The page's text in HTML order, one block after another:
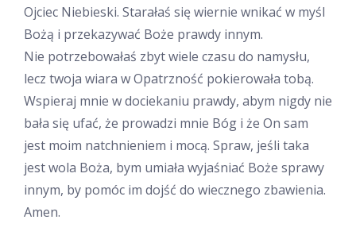
Ojciec Niebieski. Starałaś się wiernie wnikać w myśl
Bożą i przekazywać Boże prawdy innym.
Nie potrzebowałaś zbyt wiele czasu do namysłu,
lecz twoja wiara w Opatrzność pokierowała tobą.
Wspieraj mnie w dociekaniu prawdy, abym nigdy nie
bała się ufać, że prowadzi mnie Bóg i że On sam
jest moim natchnieniem i mocą. Spraw, jeśli taka
jest wola Boża, bym umiała wyjaśniać Boże sprawy
innym, by pomóc im dojść do wiecznego zbawienia.
Amen.